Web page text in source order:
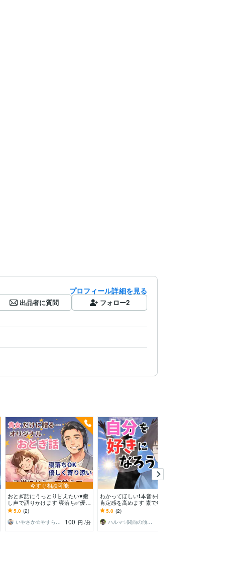
プロフィール詳細を見る
出品者に質問 フォロー2
今すぐ相談可能
おとぎ話にうっとり甘えたい♥️癒
し声で語りかけます 寝落ち✅️優し
さに包まれて【女性専用】子供に
もどって甘えて♪
5.0 (2)
いやさか☆やすらぎの傾聴者
100 円 /分
わかってほしい❗️本音を聞き自己
肯定感を高めます 素でOK❗️本当の
あなたをみつけて肯定します☘️秘
密厳守✨
5.0 (2)
ハルマ✨関西の傾聴マスター